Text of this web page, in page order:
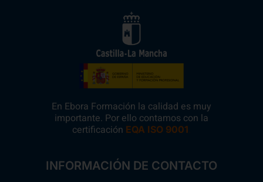
En Ebora Formación la calidad es muy
importante. Por ello contamos con la
certificación EQA ISO 9001
INFORMACIÓN DE CONTACTO